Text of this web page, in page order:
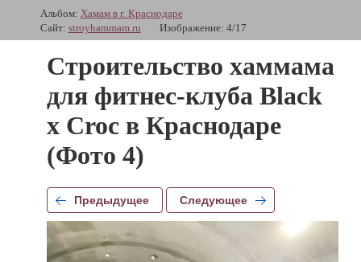
Альбом: Хамам в г. Краснодаре
Сайт: stroyhammam.ru Изображение: 4/17
Строительство хаммама
для фитнес-клуба Black
x Croc в Краснодаре
(Фото 4)
Предыдущее Следующее